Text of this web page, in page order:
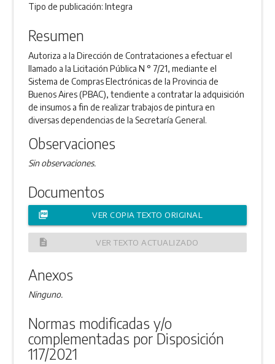
Tipo de publicación:Integra
Resumen
Autoriza a la Dirección de Contrataciones a efectuar el
llamado a la Licitación Pública N ° 7/21, mediante el
Sistema de Compras Electrónicas de la Provincia de
Buenos Aires (PBAC), tendiente a contratar la adquisición
de insumos a fin de realizar trabajos de pintura en
diversas dependencias de la Secretaría General.
Observaciones
Sin observaciones.
Documentos
picture_as_pdf VER COPIA TEXTO ORIGINAL
description VER TEXTO ACTUALIZADO
Anexos
Ninguno.
Normas modificadas y/o
complementadas por Disposición
117/2021